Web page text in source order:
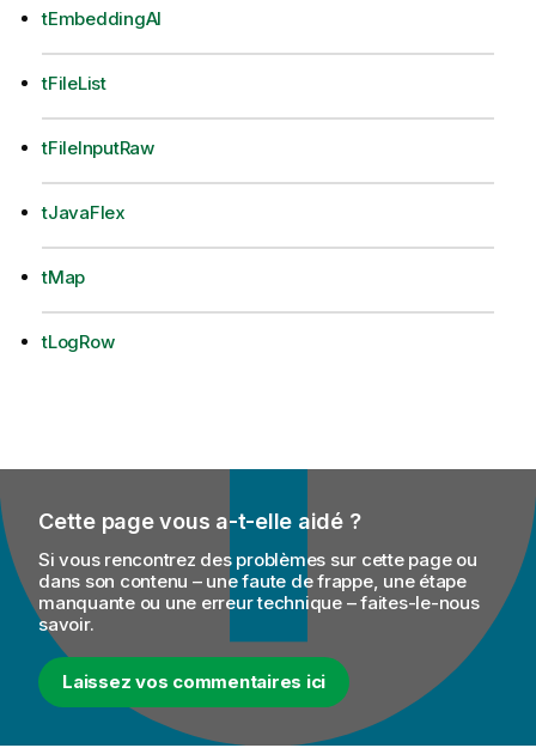
tEmbeddingAI
tFileList
tFileInputRaw
tJavaFlex
tMap
tLogRow
Cette page vous a-t-elle aidé ?
Si vous rencontrez des problèmes sur cette page ou
dans son contenu – une faute de frappe, une étape
manquante ou une erreur technique – faites-le-nous
savoir.
Laissez vos commentaires ici